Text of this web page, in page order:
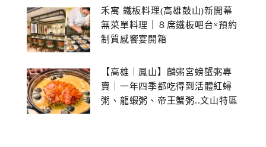
禾寓 鐵板料理(高雄鼓山)新開幕
無菜單料理｜８席鐵板吧台×預約
制質感饗宴開箱
【高雄｜鳳山】麟粥宮螃蟹粥專
賣｜一年四季都吃得到活體紅蟳
粥、龍蝦粥、帝王蟹粥..文山特區